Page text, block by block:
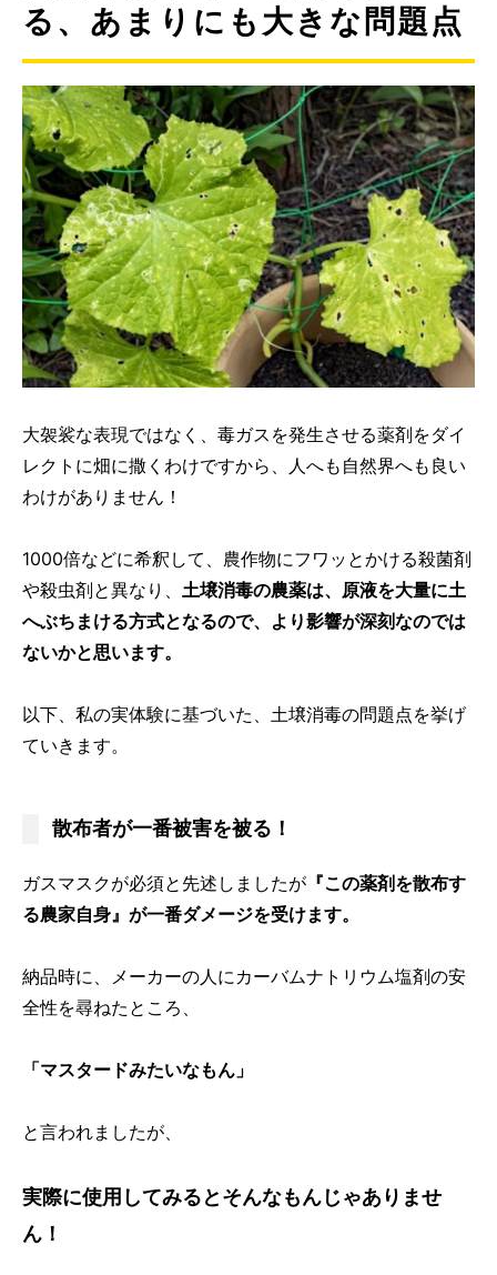
る、あまりにも大きな問題点
大袈裟な表現ではなく、毒ガスを発生させる薬剤をダイ
レクトに畑に撒くわけですから、人へも自然界へも良い
わけがありません！
1000倍などに希釈して、農作物にフワッとかける殺菌剤
や殺虫剤と異なり、 土壌消毒の農薬は、原液を大量に土
へぶちまける方式となるので、より影響が深刻なのでは
ないかと思います。
以下、私の実体験に基づいた、土壌消毒の問題点を挙げ
ていきます。
散布者が一番被害を被る！
ガスマスクが必須と先述しましたが 『この薬剤を散布す
る農家自身』が一番ダメージを受けます。
納品時に、メーカーの人にカーバムナトリウム塩剤の安
全性を尋ねたところ、
「マスタードみたいなもん」
と言われましたが、
実際に使用してみるとそんなもんじゃありませ
ん！